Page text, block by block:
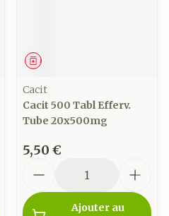
Médicament
Cacit
Cacit 500 Tabl Efferv.
Tube 20x500mg
5,50 €
Ajouter au